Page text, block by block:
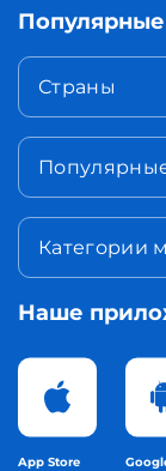
Страны
Категории
Наше
App Store